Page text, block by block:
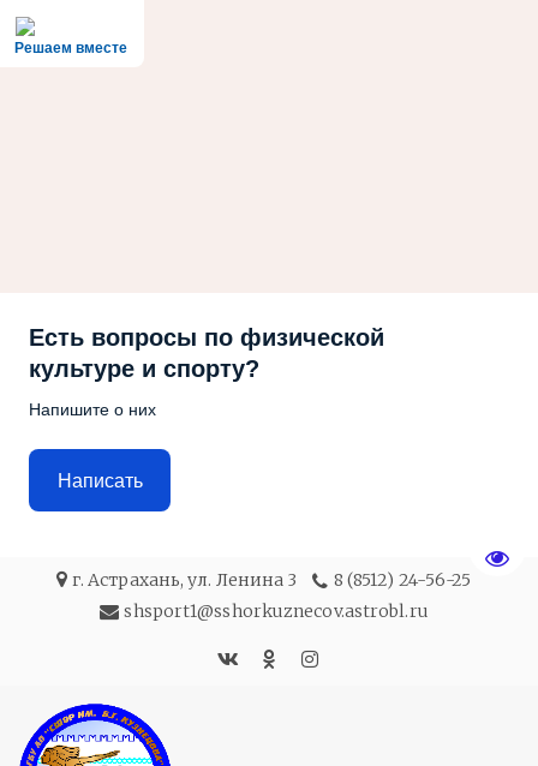
Решаем вместе
Есть вопросы по физической
культуре и спорту?
Напишите о них
Написать
г. Астрахань,ул. Ленина 3
8 (8512) 24-56-25
shsport1@sshorkuznecov.astrobl.ru